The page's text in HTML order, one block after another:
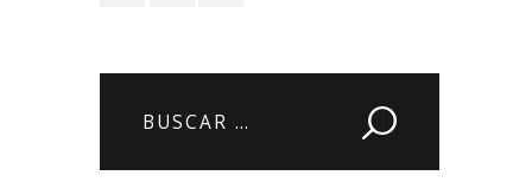
Buscar: